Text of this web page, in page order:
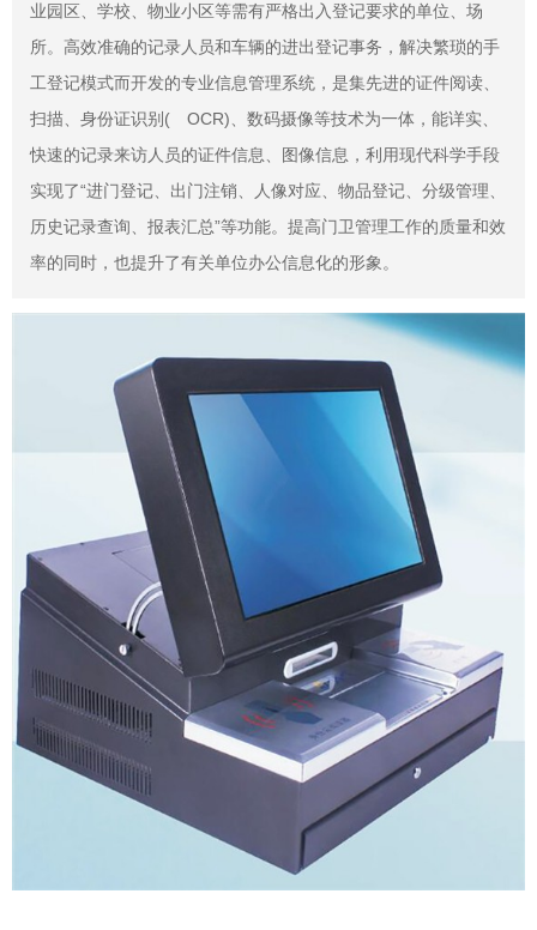
业园区、学校、物业小区等需有严格出入登记要求的单位、场
所。高效准确的记录人员和车辆的进出登记事务，解决繁琐的手
工登记模式而开发的专业信息管理系统，是集先进的证件阅读、
扫描、身份证识别( OCR)、数码摄像等技术为一体，能详实、
快速的记录来访人员的证件信息、图像信息，利用现代科学手段
实现了“进门登记、出门注销、人像对应、物品登记、分级管理、
历史记录查询、报表汇总”等功能。提高门卫管理工作的质量和效
率的同时，也提升了有关单位办公信息化的形象。